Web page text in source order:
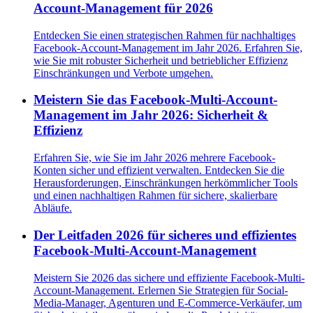
Account-Management für 2026
Entdecken Sie einen strategischen Rahmen für nachhaltiges
Facebook-Account-Management im Jahr 2026. Erfahren Sie,
wie Sie mit robuster Sicherheit und betrieblicher Effizienz
Einschränkungen und Verbote umgehen.
Meistern Sie das Facebook-Multi-Account-
Management im Jahr 2026: Sicherheit &
Effizienz
Erfahren Sie, wie Sie im Jahr 2026 mehrere Facebook-
Konten sicher und effizient verwalten. Entdecken Sie die
Herausforderungen, Einschränkungen herkömmlicher Tools
und einen nachhaltigen Rahmen für sichere, skalierbare
Abläufe.
Der Leitfaden 2026 für sicheres und effizientes
Facebook-Multi-Account-Management
Meistern Sie 2026 das sichere und effiziente Facebook-Multi-
Account-Management. Erlernen Sie Strategien für Social-
Media-Manager, Agenturen und E-Commerce-Verkäufer, um